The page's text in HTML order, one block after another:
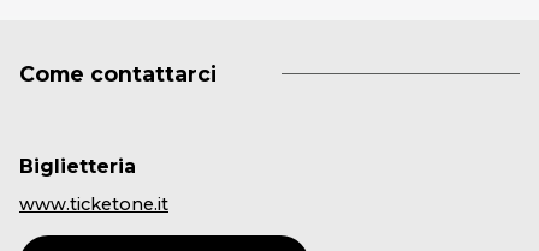
Come contattarci
Biglietteria
www.ticketone.it